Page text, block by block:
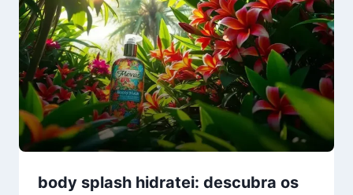
body splash hidratei: descubra os